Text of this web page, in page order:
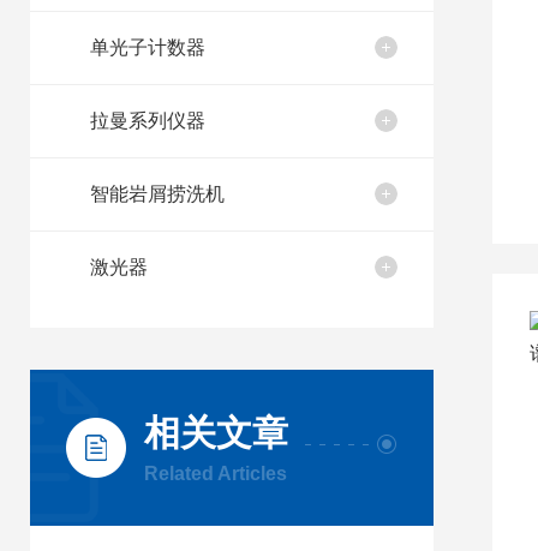
单光子计数器
拉曼系列仪器
智能岩屑捞洗机
激光器
相关文章
Related Articles